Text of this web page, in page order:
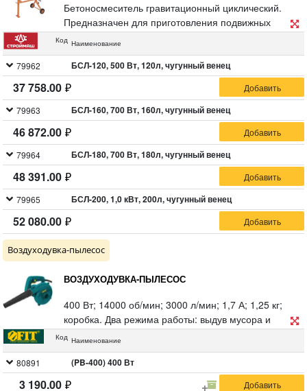
Бетоносмеситель гравитационный циклический.
Предназначен для приготовления подвижных
бетонных смесей с крупностью заполнителя до 40
строительстве. Время перемешивания до 120 сек.
Привод опрокидывания ручной. Напряжение
питающей сети 220 В / 50 Гц. 79961 - пластиковый
венец. 79962-79965 - чугунный венец.
Код Наименование
79962 БСЛ-120, 500 Вт, 120л, чугунный венец
37 758.00
79963 БСЛ-160, 700 Вт, 160л, чугунный венец
46 872.00
79964 БСЛ-180, 700 Вт, 180л, чугунный венец
48 391.00
79965 БСЛ-200, 1,0 кВт, 200л, чугунный венец
52 080.00
Воздуходувка-пылесос
ВОЗДУХОДУВКА-ПЫЛЕСОС
400 Вт; 14000 об/мин; 3000 л/мин; 1,7 А; 1,25 кг;
коробка. Два режима работы: выдув мусора и
листьев, режим пылесоса. Противоударное
фиксатор режима включения, легкий вес.
Код Наименование
80891 (PB-400) 400 Вт
3 190.00